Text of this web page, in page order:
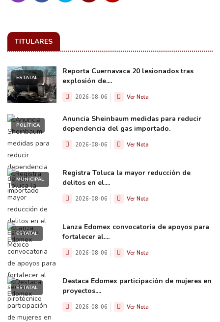
TITULARES
ESTATAL
Reporta Cuernavaca 20 lesionados tras
explosión de....
2026-08-06 Ver Nota
POLÍTICA
Anuncia Sheinbaum medidas para reducir
dependencia del gas importado.
2026-08-06 Ver Nota
MUNICIPAL
Registra Toluca la mayor reducción de
delitos en el....
2026-08-06 Ver Nota
ESTATAL
Lanza Edomex convocatoria de apoyos para
fortalecer al....
2026-08-06 Ver Nota
ESTATAL
Destaca Edomex participación de mujeres en
proyectos....
2026-08-06 Ver Nota